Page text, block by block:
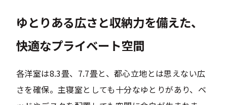
ゆとりある広さと収納力を備えた、
快適なプライベート空間
各洋室は8.3畳、7.7畳と、都心立地とは思えない広
さを確保。主寝室としても十分なゆとりがあり、ベ